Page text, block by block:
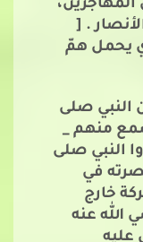
. [
يحمل همّ
النبي صلى
منهم _
النبي صلى
في
خارج
الله عنه
عليه